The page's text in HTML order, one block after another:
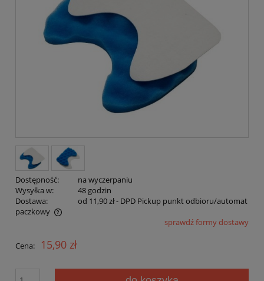
Dostępność:
na wyczerpaniu
Wysyłka w:
48 godzin
Dostawa:
od 11,90 zł- DPD Pickup punkt odbioru/automat
paczkowy
Cena nie zawiera ewentualnych kosztów płatnościsprawdź formy dostawy
Cena: 15,90 zł